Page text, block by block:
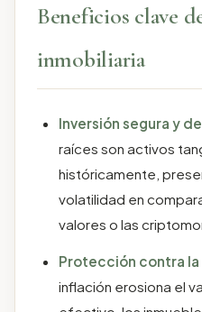
Beneficios clave
inmobiliaria
Inversión segura y
raíces son activos
históricamente,
volatilidad en
valores o las
Protección contra
inflación erosiona el